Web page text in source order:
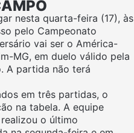
nesta quarta-feira (17), às
pelo Campeonato
vai ser o América-
MG, em duelo válido pela
A partida não terá
em três partidas, o
na tabela. A equipe
o último